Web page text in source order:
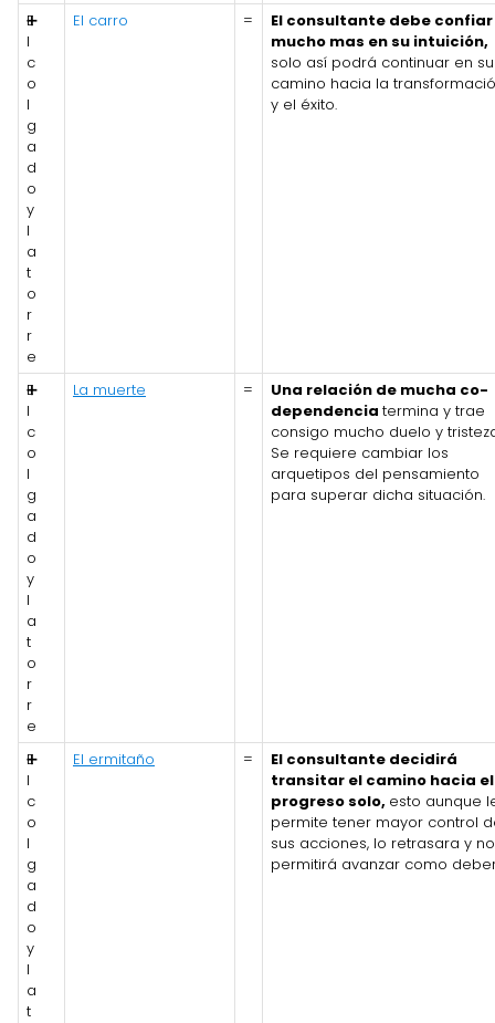
E
l
c
o
l
g
a
d
o
y
l
a
t
o
r
r
e
➕ El carro =
El consultante debe confiar
mucho mas en su intuición,
solo así podrá continuar en su
camino hacia la
y el éxito.
E
l
c
o
l
g
a
d
o
y
l
a
t
o
r
r
e
➕ La muerte =
Una relación de mucha co-
dependencia termina y trae
consigo mucho duelo y
Se requiere cambiar los
arquetipos del pensamiento
para superar dicha situación.
E
l
c
o
l
g
a
d
o
y
l
a
t
➕ El ermitaño =
El consultante decidirá
transitar el camino hacia el
progreso solo, esto aunque
permite tener mayor control
sus acciones, lo retrasara y
permitirá avanzar como